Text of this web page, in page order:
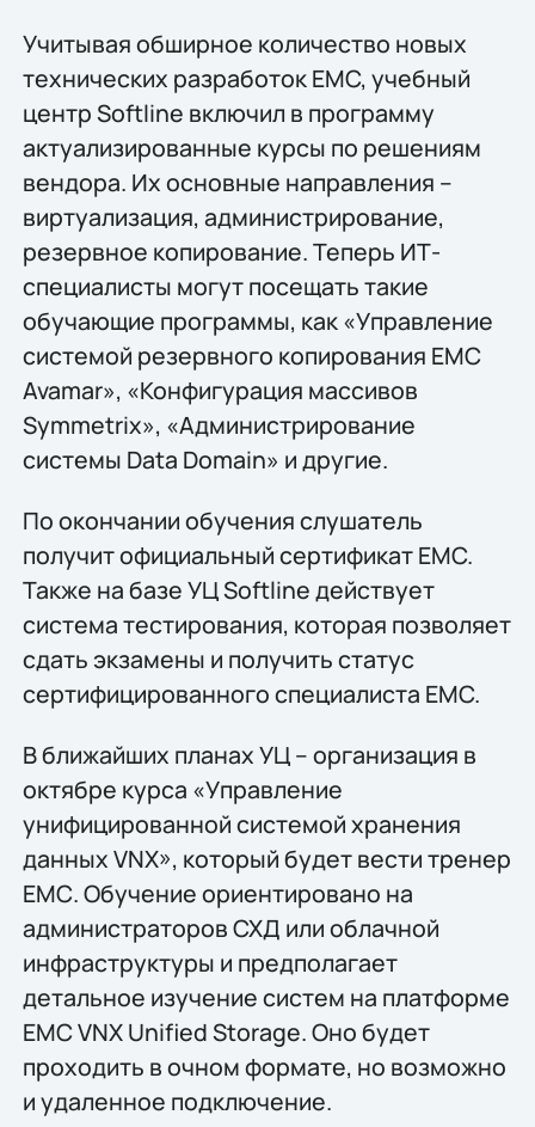
Учитывая обширное количество новых
технических разработок EMC, учебный
центр Softline включил в программу
актуализированные курсы по решениям
вендора. Их основные направления –
виртуализация, администрирование,
резервное копирование. Теперь ИТ-
специалисты могут посещать такие
обучающие программы, как «Управление
системой резервного копирования EMC
Avamar», «Конфигурация массивов
Symmetrix», «Администрирование
системы Data Domain» и другие.
По окончании обучения слушатель
получит официальный сертификат EMC.
Также на базе УЦ Softline действует
система тестирования, которая позволяет
сдать экзамены и получить статус
сертифицированного специалиста EMC.
В ближайших планах УЦ – организация в
октябре курса «Управление
унифицированной системой хранения
данных VNX», который будет вести тренер
ЕМС. Обучение ориентировано на
администраторов СХД или облачной
инфраструктуры и предполагает
детальное изучение систем на платформе
EMC VNX Unified Storage. Оно будет
проходить в очном формате, но возможно
и удаленное подключение.